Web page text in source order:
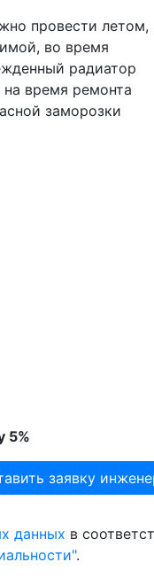
провести летом,
во время
радиатор
время ремонта
заморозки
5%
данных в
.